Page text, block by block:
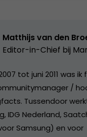
Matthijs van den
Editor-in-Chief bij
tot juni 2011 was ik
/
Tussendoor
IDG Nederland,
Samsung) en voor